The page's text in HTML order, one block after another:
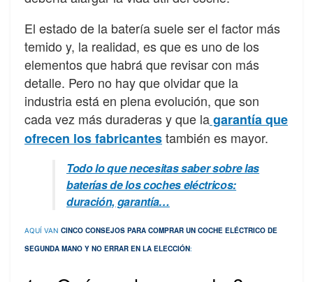
El estado de la batería suele ser el factor más
temido y, la realidad, es que es uno de los
elementos que habrá que revisar con más
detalle. Pero no hay que olvidar que la
industria está en plena evolución, que son
cada vez más duraderas y que lagarantía que
ofrecen los fabricantestambién es mayor.
Todo lo que necesitas saber sobre las
baterías de los coches eléctricos:
duración, garantía…
AQUÍ VAN CINCO CONSEJOS PARA COMPRAR UN COCHE ELÉCTRICO DE
SEGUNDA MANO Y NO ERRAR EN LA ELECCIÓN: